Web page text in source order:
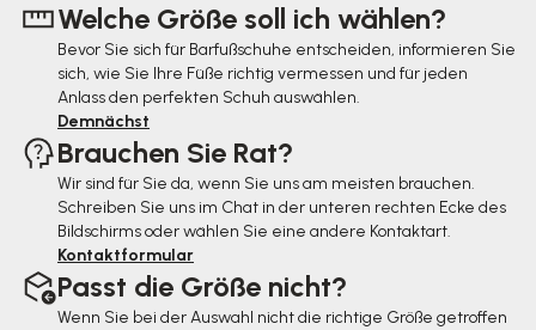
Welche Größe soll ich wählen?
Bevor Sie sich für Barfußschuhe entscheiden, informieren Sie
sich, wie Sie Ihre Füße richtig vermessen und für jeden
Anlass den perfekten Schuh auswählen.
Demnächst
Brauchen Sie Rat?
Wir sind für Sie da, wenn Sie uns am meisten brauchen.
Schreiben Sie uns im Chat in der unteren rechten Ecke des
Bildschirms oder wählen Sie eine andere Kontaktart.
Kontaktformular
Passt die Größe nicht?
Wenn Sie bei der Auswahl nicht die richtige Größe getroffen